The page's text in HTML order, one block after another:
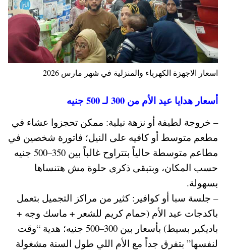
اسعار الاجهزة الكهرباء والمنزلية في شهر مارس 2026
أسعار هدايا عيد الأم من 300 لـ 500 جنيه
– خروجة لطيفة أو نزهة نيلية: ممكن تحجزوا عشاء في
مطعم متوسط أو كافيه على النيل؛ فاتورة شخصين في
مطاعم متوسطة حالياً بتتراوح غالباً بين 350–500 جنيه
حسب المكان، وبتبقى ذكرى حلوة مش هتنساها
بسهولة.
– جلسة سبا أو كوافير: كثير من مراكز التجميل بتعمل
باكدجات عيد الأم (حمام كريم للشعر + ماسك وجه +
باديكير بسيط) بأسعار بين 300–500 جنيه؛ هدية “وقت
لنفسها” بتفرق جداً مع الأم اللي طول السنة مشغولة